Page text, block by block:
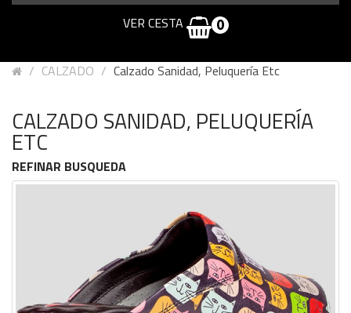
VER CESTA 0
CALZADO Calzado Sanidad, Peluquería Etc
CALZADO SANIDAD, PELUQUERÍA
ETC
REFINAR BUSQUEDA